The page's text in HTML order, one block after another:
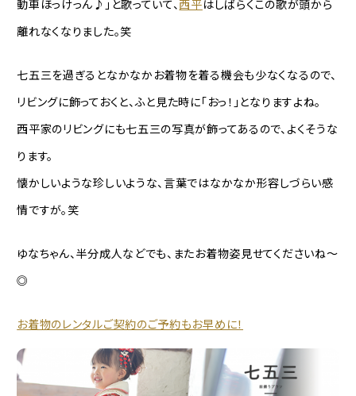
動車ほっけっん♪」と歌っていて、 西平はしばらくこの歌が頭から
離れなくなりました。笑
七五三を過ぎるとなかなかお着物を着る機会も少なくなるので、
リビングに飾っておくと、ふと見た時に「おっ！」となりますよね。
西平家のリビングにも七五三の写真が飾ってあるので、よくそうな
ります。
懐かしいような珍しいような、言葉ではなかなか形容しづらい感
情ですが。笑
ゆなちゃん、半分成人などでも、またお着物姿見せてくださいね〜
◎
お着物のレンタルご契約のご予約もお早めに！